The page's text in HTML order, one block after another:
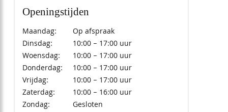
Openingstijden
Maandag:
Op afspraak
Dinsdag:
10:00 – 17:00 uur
Woensdag:
10:00 – 17:00 uur
Donderdag:
10:00 – 17:00 uur
Vrijdag:
10:00 – 17:00 uur
Zaterdag:
10:00 – 16:00 uur
Zondag:
Gesloten